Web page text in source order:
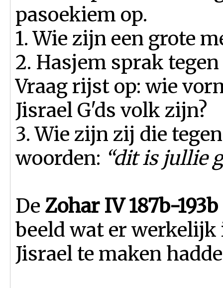
pasoekiem op.
1. Wie zijn een grote
2. Hasjem sprak
Vraag rijst op: wie
Jisrael G'ds volk zijn?
3. Wie zijn zij die
woorden: “dit is jullie
De Zohar IV 187b-193b
beeld wat er werkelijk
Jisrael te maken